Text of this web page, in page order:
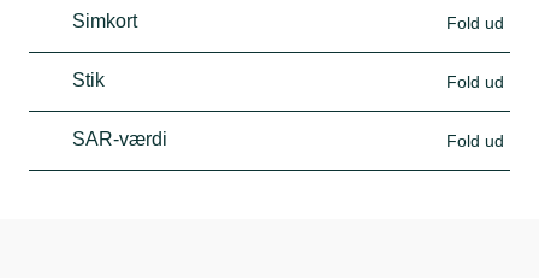
Simkort Fold ud
Stik Fold ud
SAR-værdi Fold ud